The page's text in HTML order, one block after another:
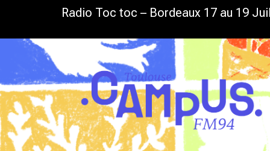
Radio Toc toc – Bordeaux 17 au 19
LA GRILLE D’ÉTÉ EST DE SORTIE